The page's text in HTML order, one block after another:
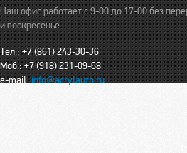
Наш офис работает с 9-00 до 17-00 без
и воскресенье.
Тел.: +7 (861) 243-30-36
Моб.: +7 (918) 231-09-68
e-mail:info@acrylauto.ru